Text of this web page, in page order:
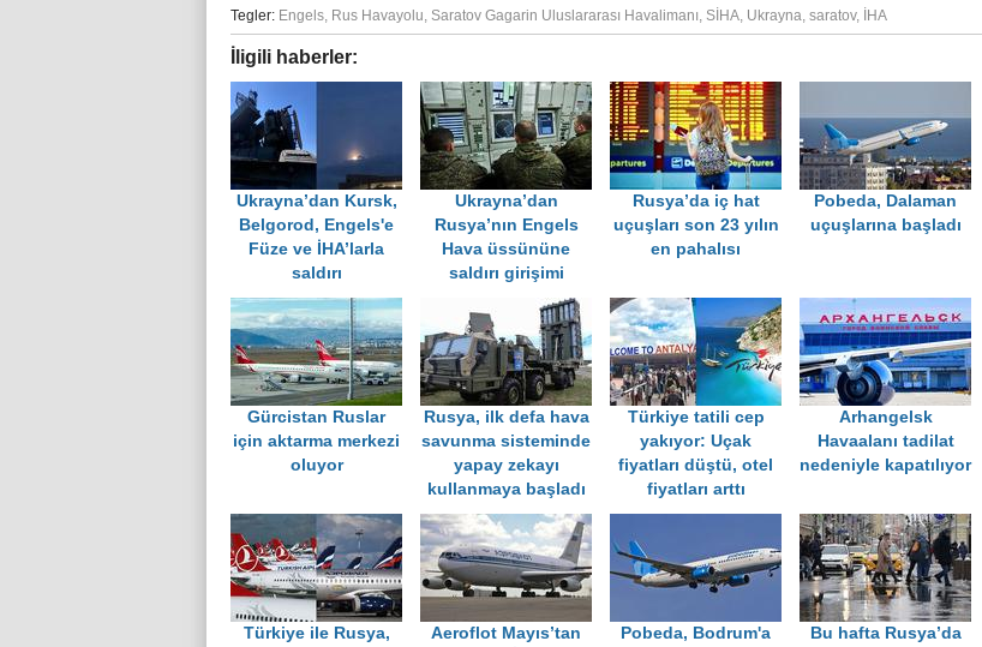
Tegler: Engels, Rus Havayolu, Saratov Gagarin Uluslararası Havalimanı, SİHA, Ukrayna, saratov, İHA
İligili haberler:
Ukrayna’dan Kursk,
Belgorod, Engels'e
Füze ve İHA’larla
saldırı
Ukrayna’dan
Rusya’nın Engels
Hava üssününe
saldırı girişimi
Rusya’da iç hat
uçuşları son 23 yılın
en pahalısı
Pobeda, Dalaman
uçuşlarına başladı
Gürcistan Ruslar
için aktarma merkezi
oluyor
Rusya, ilk defa hava
savunma sisteminde
yapay zekayı
kullanmaya başladı
Türkiye tatili cep
yakıyor: Uçak
fiyatları düştü, otel
fiyatları arttı
Arhangelsk
Havaalanı tadilat
nedeniyle kapatılıyor
Türkiye ile Rusya,
Aeroflot Mayıs’tan
Pobeda, Bodrum'a
Bu hafta Rusya’da